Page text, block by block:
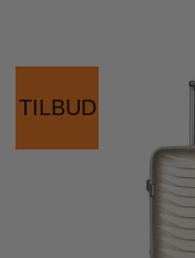
TILBUD